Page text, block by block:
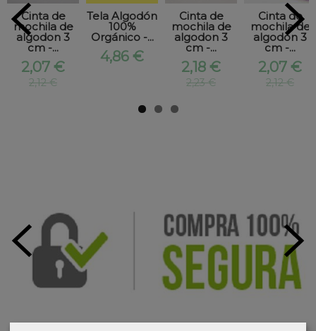
Cinta de
mochila de
algodon 3
cm -...
2,07 €
2,12 €
Tela Algodón
100%
Orgánico -...
4,86 €
Cinta de
mochila de
algodon 3
cm -...
2,18 €
2,23 €
Cinta de
mochila de
algodon 3
cm -...
2,07 €
2,12 €